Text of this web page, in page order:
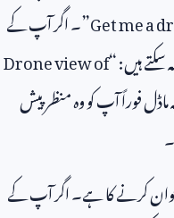
Get me a”۔ اگر آپ کے
ہیں: “Drone view of
فوراً آپ کو وہ منظر پیش
جوان کرنے کا ہے۔ اگر آپ کے